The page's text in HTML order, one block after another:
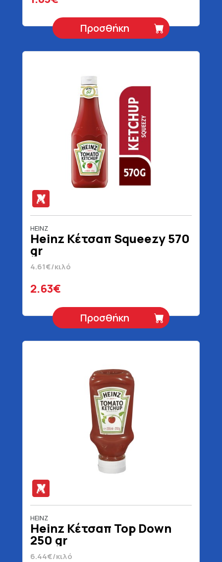
Προσθήκη
HEINZ
Heinz Κέτσαπ Squeezy 570
gr
4.61€/κιλό
2.63€
Προσθήκη
HEINZ
Heinz Κέτσαπ Top Down
250 gr
6.44€/κιλό